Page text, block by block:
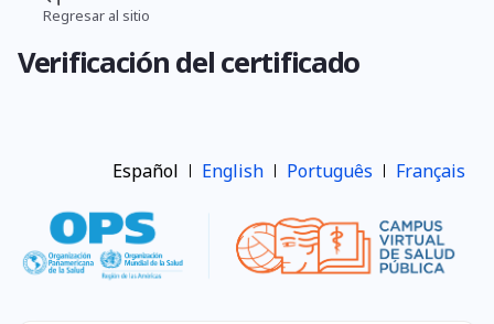
Pasar
contenido
Ruta
de
Regresar al sitio
Verificación del certificado
Español English Português Français